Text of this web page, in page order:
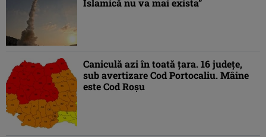
Islamică nu va mai exista”
Caniculă azi în toată țara. 16 județe,
sub avertizare Cod Portocaliu. Mâine
este Cod Roșu